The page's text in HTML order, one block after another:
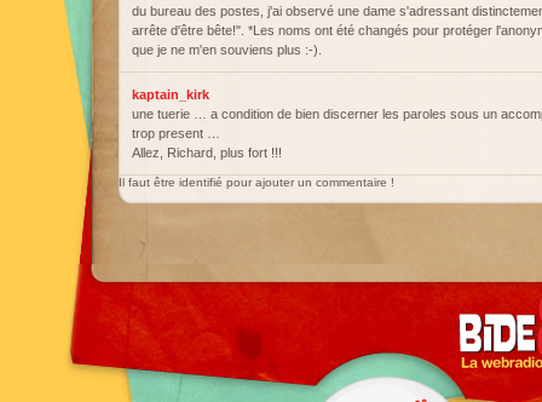
du bureau des postes, j'ai observé une dame s'adressant
arrête d'être bête!". *Les noms ont été changés pour protéger
que je ne m'en souviens plus :-).
kaptain_kirk
une tuerie … a condition de bien discerner les paroles sous un
trop present …
Allez, Richard, plus fort !!!
Il faut être identifié pour ajouter un commentaire !